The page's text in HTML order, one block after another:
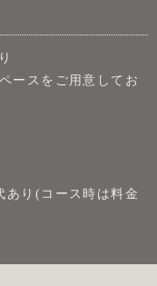
ースをご用意してお
り(コース時は料金